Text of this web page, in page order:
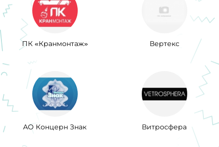
ПК «Кранмонтаж» Вертекс
АО Концерн Знак Витросфера